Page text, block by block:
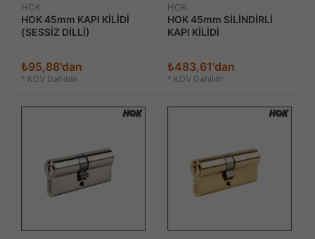
HOK
HOK 45mm KAPI KİLİDİ
(SESSİZ DİLLİ)
₺95,88'dan
* KDV Dahildir
HOK
HOK 45mm SİLİNDİRLİ
KAPI KİLİDİ
₺483,61'dan
* KDV Dahildir